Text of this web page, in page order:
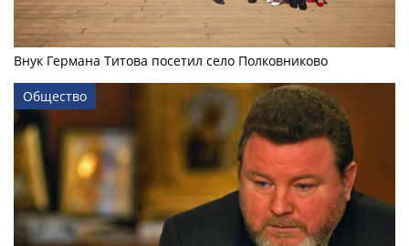
Внук Германа Титова посетил село Полковниково
Общество